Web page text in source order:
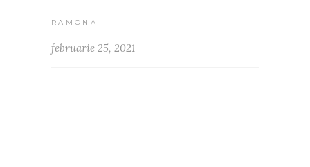
RAMONA
februarie 25, 2021